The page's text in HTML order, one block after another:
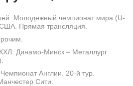
Молодежный чемпионат мира (U-
Прямая трансляция.
Динамо-Минск – Металлург
Англии. 20-й тур.
Сити.